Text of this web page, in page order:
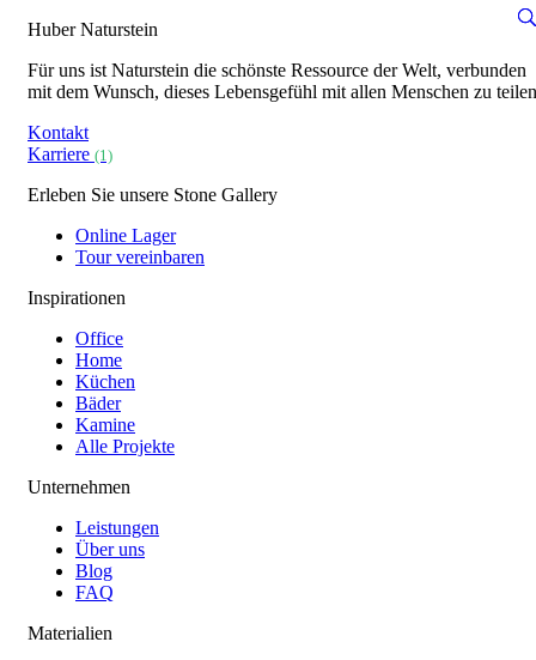
Huber Naturstein
Für uns ist Naturstein die schönste Ressource der Welt, verbunden
mit dem Wunsch, dieses Lebensgefühl mit allen Menschen zu
Kontakt
Karriere (1)
Erleben Sie unsere Stone Gallery
Online Lager
Tour vereinbaren
Inspirationen
Office
Home
Küchen
Bäder
Kamine
Alle Projekte
Unternehmen
Leistungen
Über uns
Blog
FAQ
Materialien